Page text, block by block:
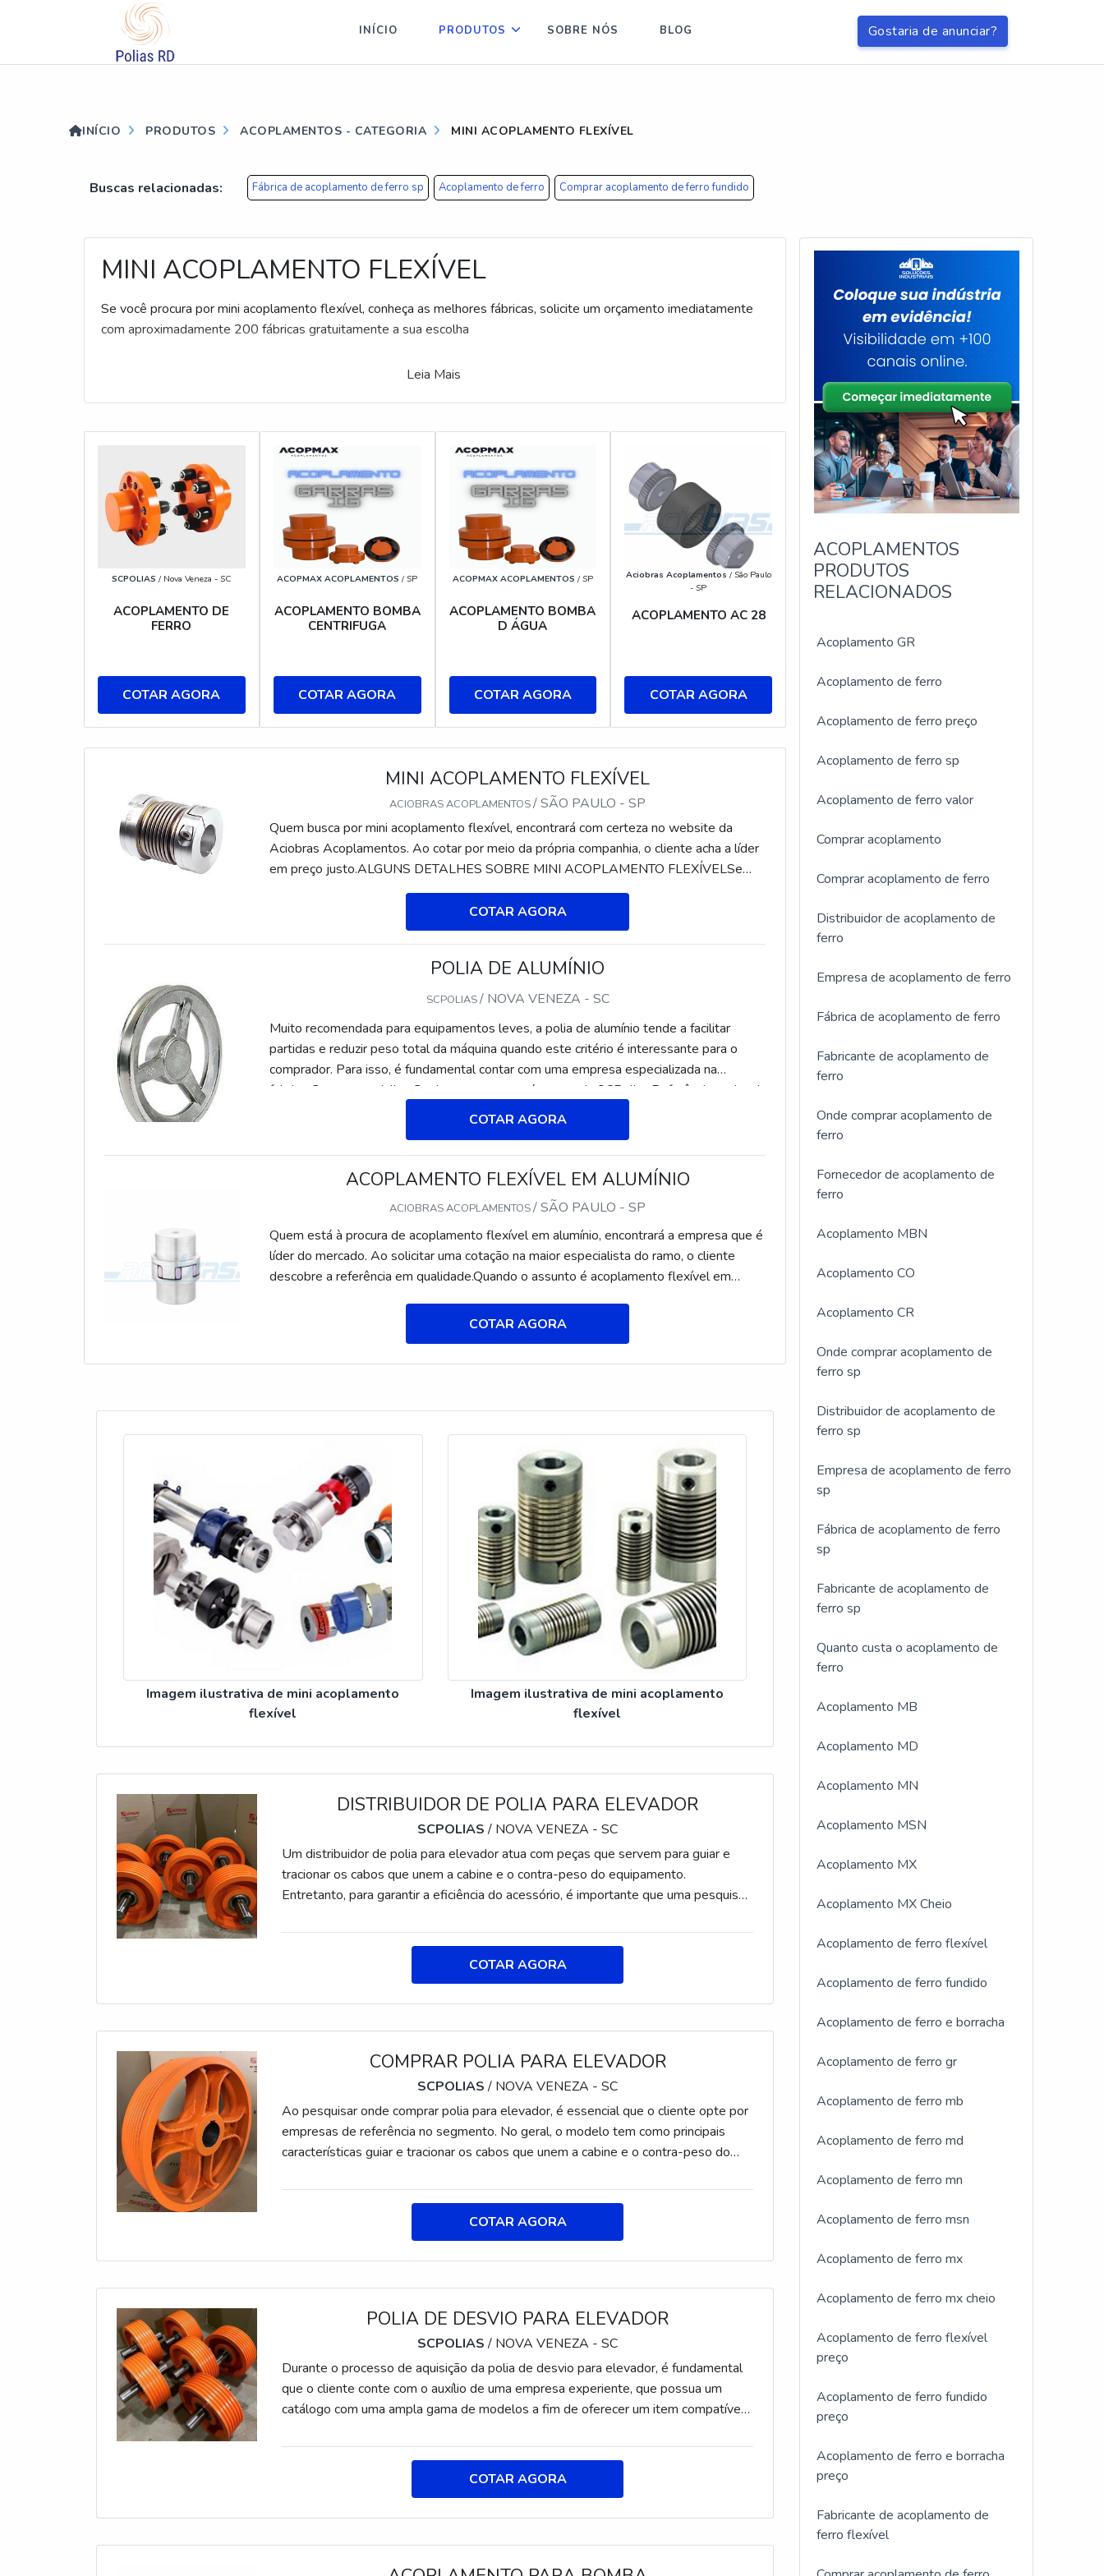
Gostaria de anunciar?
INÍCIO PRODUTOS SOBRE NÓS BLOG
INÍCIO PRODUTOS ACOPLAMENTOS - CATEGORIA MINI ACOPLAMENTO FLEXÍVEL
Buscas relacionadas: Fábrica de acoplamento de ferro sp Acoplamento de ferro Comprar acoplamento de ferro fundido
MINI ACOPLAMENTO FLEXÍVEL
Se você procura por mini acoplamento flexível, conheça as melhores fábricas, solicite um orçamento imediatamente
com aproximadamente 200 fábricas gratuitamente a sua escolha
Leia Mais
SCPOLIAS / Nova Veneza - SC
ACOPLAMENTO DE
FERRO
COTAR AGORA
ACOPMAX ACOPLAMENTOS / SP
ACOPLAMENTO BOMBA
CENTRIFUGA
COTAR AGORA
ACOPMAX ACOPLAMENTOS / SP
ACOPLAMENTO BOMBA
D ÁGUA
COTAR AGORA
Aciobras Acoplamentos / São Paulo
- SP
ACOPLAMENTO AC 28
COTAR AGORA
MINI ACOPLAMENTO FLEXÍVEL
ACIOBRAS ACOPLAMENTOS/ SÃO PAULO - SP
Quem busca por mini acoplamento flexível, encontrará com certeza no website da
Aciobras Acoplamentos. Ao cotar por meio da própria companhia, o cliente acha a líder
em preço justo.ALGUNS DETALHES SOBRE MINI ACOPLAMENTO FLEXÍVELSe
alguém procurar por mini acoplamento flexível em uma empresa que preza pela
segurança, acha o site da Aciobras Acoplamentos. Uma organização com alto know-
how em acoplamento de borracha e junta de borracha para...
COTAR AGORA
POLIA DE ALUMÍNIO
SCPOLIAS/ NOVA VENEZA - SC
Muito recomendada para equipamentos leves, a polia de alumínio tende a facilitar
partidas e reduzir peso total da máquina quando este critério é interessante para o
comprador. Para isso, é fundamental contar com uma empresa especializada na
fabricação e comercialização das peças, como é o caso da SCPolias.Referência nacional
no segmento, a fábrica conta com um time de engenheiros técnicos capazes de
materiais de caracte
COTAR AGORA
ACOPLAMENTO FLEXÍVEL EM ALUMÍNIO
ACIOBRAS ACOPLAMENTOS/ SÃO PAULO - SP
Quem está à procura de acoplamento flexível em alumínio, encontrará a empresa que é
líder do mercado. Ao solicitar uma cotação na maior especialista do ramo, o cliente
descobre a referência em qualidade.Quando o assunto é acoplamento flexível em
de pagamento.MAIS SOBRE ACOPLAMENTO FLEXÍVEL EM ALUMÍNIOA Aciobras
Acoplamentos foca seus esforços em oferecer...
COTAR AGORA
Imagem ilustrativa de mini acoplamento
flexível
Imagem ilustrativa de mini acoplamento
flexível
DISTRIBUIDOR DE POLIA PARA ELEVADOR
SCPOLIAS/ NOVA VENEZA - SC
Um distribuidor de polia para elevador atua com peças que servem para guiar e
tracionar os cabos que unem a cabine e o contra-peso do equipamento.
Entretanto, para garantir a eficiência do acessório, é importante que uma pesquisa
SCPolias se destaca por aplicar ferro fundido nodular classe GGG70 nas peças de
tração e o ferro fundido nodular classe GGG40 nas de desvio. Resumidamente, os
materiais garantem a dureza nece
COTAR AGORA
COMPRAR POLIA PARA ELEVADOR
SCPOLIAS/ NOVA VENEZA - SC
Ao pesquisar onde comprar polia para elevador, é essencial que o cliente opte por
empresas de referência no segmento. No geral, o modelo tem como principais
características guiar e tracionar os cabos que unem a cabine e o contra-peso do
outras vantagens do produto, destacam-se: Desviar o cabo para posicionar os
contra pesos Desviar o cabo para posicionar a cabine.; Garantir a vida útil do cabo
de aço usando materiai
COTAR AGORA
POLIA DE DESVIO PARA ELEVADOR
SCPOLIAS/ NOVA VENEZA - SC
Durante o processo de aquisição da polia de desvio para elevador, é fundamental
que o cliente conte com o auxílio de uma empresa experiente, que possua um
catálogo com uma ampla gama de modelos a fim de oferecer um item compatível
COMERCIALIZAÇÃO DO PRODUTOLocalizada no distrito de Caravaggio, em
Nova Veneza (SC), a SCPolias desenvolve produtos com as melhores matérias-
primas do mercado. Não se limitando a isso, a empresa atua con
COTAR AGORA
ACOPLAMENTOS
PRODUTOS
RELACIONADOS
Acoplamento GR
Acoplamento de ferro
Acoplamento de ferro preço
Acoplamento de ferro sp
Acoplamento de ferro valor
Comprar acoplamento
Comprar acoplamento de ferro
Distribuidor de acoplamento de
ferro
Empresa de acoplamento de ferro
Fábrica de acoplamento de ferro
Fabricante de acoplamento de
ferro
Onde comprar acoplamento de
ferro
Fornecedor de acoplamento de
ferro
Acoplamento MBN
Acoplamento CO
Acoplamento CR
Onde comprar acoplamento de
ferro sp
Distribuidor de acoplamento de
ferro sp
Empresa de acoplamento de ferro
sp
Fábrica de acoplamento de ferro
sp
Fabricante de acoplamento de
ferro sp
Quanto custa o acoplamento de
ferro
Acoplamento MB
Acoplamento MD
Acoplamento MN
Acoplamento MSN
Acoplamento MX
Acoplamento MX Cheio
Acoplamento de ferro flexível
Acoplamento de ferro fundido
Acoplamento de ferro e borracha
Acoplamento de ferro gr
Acoplamento de ferro mb
Acoplamento de ferro md
Acoplamento de ferro mn
Acoplamento de ferro msn
Acoplamento de ferro mx
Acoplamento de ferro mx cheio
Acoplamento de ferro flexível
preço
Acoplamento de ferro fundido
preço
Acoplamento de ferro e borracha
preço
Fabricante de acoplamento de
ferro flexível